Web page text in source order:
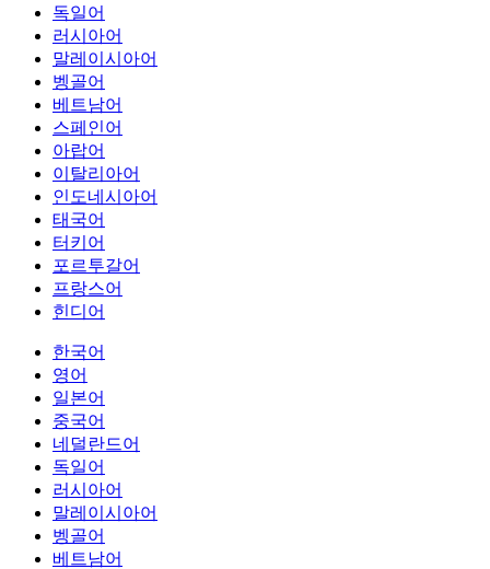
독일어
러시아어
말레이시아어
벵골어
베트남어
스페인어
아랍어
이탈리아어
인도네시아어
태국어
터키어
포르투갈어
프랑스어
힌디어
한국어
영어
일본어
중국어
네덜란드어
독일어
러시아어
말레이시아어
벵골어
베트남어